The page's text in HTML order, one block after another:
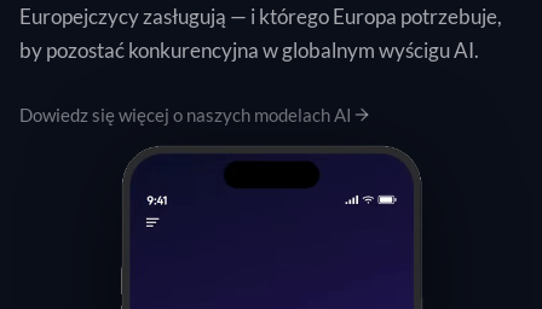
Europejczycy zasługują — i którego Europa potrzebuje,
by pozostać konkurencyjna w globalnym wyścigu AI.
Dowiedz się więcej o naszych modelach AI